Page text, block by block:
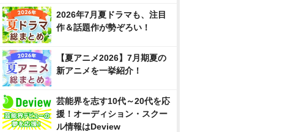
2026年7月夏ドラマも、注目
作＆話題作が勢ぞろい！
【夏アニメ2026】7月期夏の
新アニメを一挙紹介！
芸能界を志す10代～20代を応
援！オーディション・スクー
ル情報はDeview